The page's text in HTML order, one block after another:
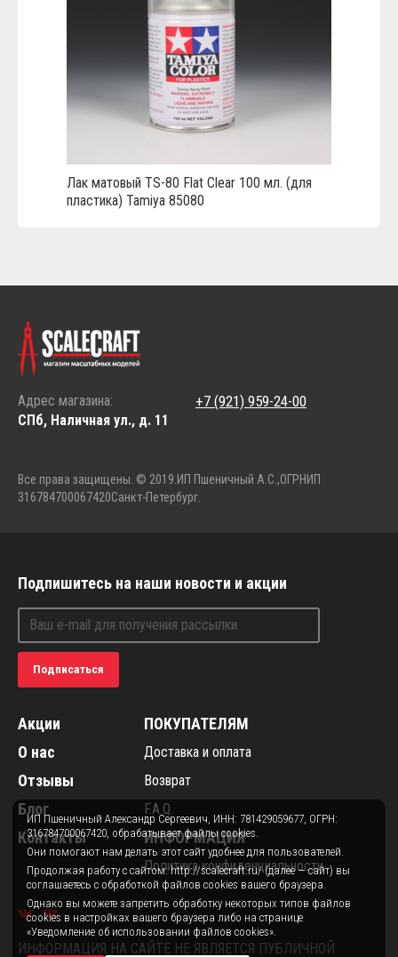
Лак матовый TS-80 Flat Clear 100 мл. (для
пластика) Tamiya 85080
Адрес магазина:
СПб, Наличная ул., д. 11
+7 (921) 959-24-00
Все права защищены. © 2019. ИП Пшеничный А.С.,ОГРНИП
316784700067420Санкт-Петербург.
Подпишитесь на наши новости и акции
Подписаться
Акции
О нас
Отзывы
Блог
Контакты
ПОКУПАТЕЛЯМ
Доставка и оплата
Возврат
F.A.Q.
ИНФОРМАЦИЯ
Политика конфиденциальности
ИНФОРМАЦИЯ НА САЙТЕ НЕ ЯВЛЯЕТСЯ ПУБЛИЧНОЙ
ИП Пшеничный Александр Сергеевич, ИНН: 781429059677, ОГРН:
316784700067420, обрабатывает файлы cookies.
Они помогают нам делать этот сайт удобнее для пользователей.
Продолжая работу с сайтом: http://scalecraft.ru/ (далее — сайт) вы
соглашаетесь с обработкой файлов cookies вашего браузера.
Однако вы можете запретить обработку некоторых типов файлов
cookies в настройках вашего браузера либо на странице
«Уведомление об использовании файлов cookies».